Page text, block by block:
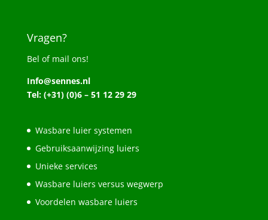
Vragen?
Bel of mail ons!
Info@sennes.nl
Tel: (+31) (0)6 – 51 12 29 29
Wasbare luier systemen
Gebruiksaanwijzing luiers
Unieke services
Wasbare luiers versus wegwerp
Voordelen wasbare luiers